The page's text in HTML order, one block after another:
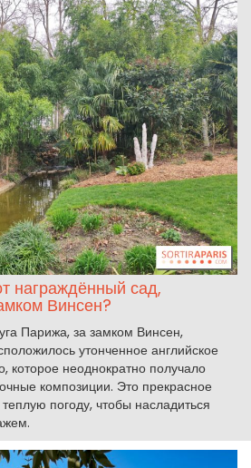
награждённый сад,
Винсен?
Парижа, за замком Винсен,
утонченное английское
которое неоднократно получало
композиции. Это прекрасное
погоду, чтобы насладиться